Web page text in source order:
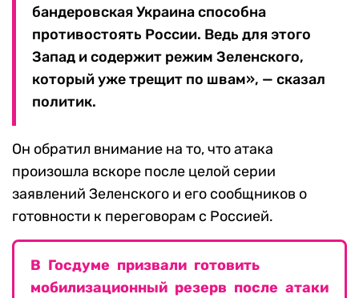
бандеровская Украина способна
противостоять России. Ведь для этого
Запад и содержит режим Зеленского,
который уже трещит по швам», — сказал
политик.
Он обратил внимание на то, что атака
произошла вскоре после целой серии
заявлений Зеленского и его сообщников о
готовности к переговорам с Россией.
В Госдуме призвали готовить
мобилизационный резерв после атаки